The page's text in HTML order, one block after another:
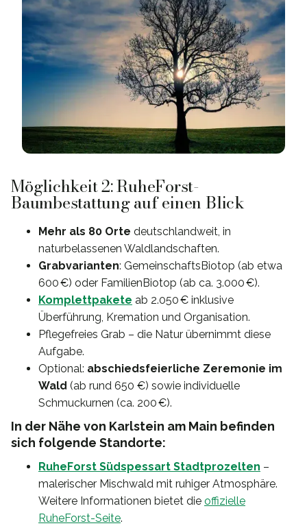
Möglichkeit 2: RuheForst-
Baumbestattung auf einen Blick
Mehr als 80 Orte deutschlandweit, in
naturbelassenen Waldlandschaften.
Grabvarianten: GemeinschaftsBiotop (ab etwa
600 €) oder FamilienBiotop (ab ca. 3.000 €).
Komplettpakete ab 2.050 € inklusive
Überführung, Kremation und Organisation.
Pflegefreies Grab – die Natur übernimmt diese
Aufgabe.
Optional: abschiedsfeierliche Zeremonie im
Wald (ab rund 650 €) sowie individuelle
Schmuckurnen (ca. 200 €).
In der Nähe von Karlstein am Main befinden
sich folgende Standorte:
RuheForst Südspessart Stadtprozelten –
malerischer Mischwald mit ruhiger Atmosphäre.
Weitere Informationen bietet die offizielle
RuheForst-Seite.